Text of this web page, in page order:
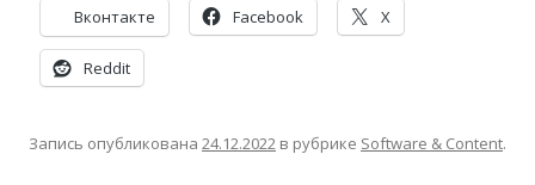
Вконтакте Facebook X
Reddit
Запись опубликована 24.12.2022 в рубрике Software & Content.